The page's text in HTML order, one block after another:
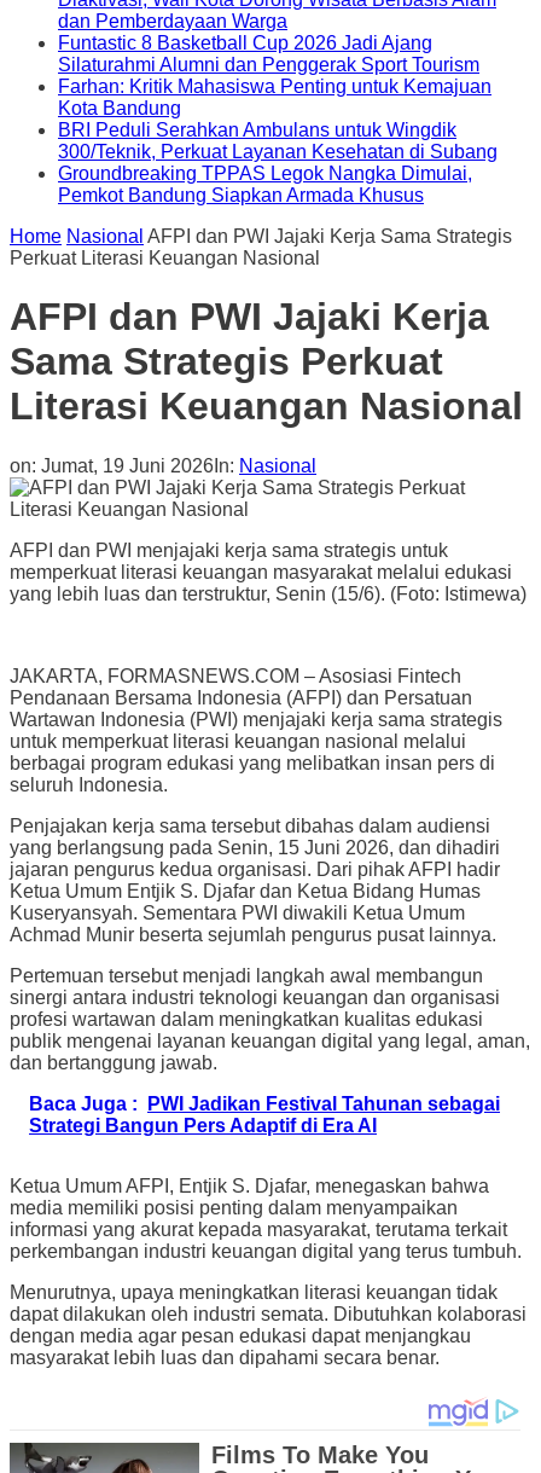
dan Pemberdayaan Warga
Funtastic 8 Basketball Cup 2026 Jadi Ajang
Silaturahmi Alumni dan Penggerak Sport Tourism
Farhan: Kritik Mahasiswa Penting untuk Kemajuan
Kota Bandung
BRI Peduli Serahkan Ambulans untuk Wingdik
300/Teknik, Perkuat Layanan Kesehatan di Subang
Groundbreaking TPPAS Legok Nangka Dimulai,
Pemkot Bandung Siapkan Armada Khusus
Home Nasional AFPI dan PWI Jajaki Kerja Sama Strategis
Perkuat Literasi Keuangan Nasional
AFPI dan PWI Jajaki Kerja
Sama Strategis Perkuat
Literasi Keuangan Nasional
on: Jumat, 19 Juni 2026 In: Nasional
AFPI dan PWI menjajaki kerja sama strategis untuk
memperkuat literasi keuangan masyarakat melalui edukasi
yang lebih luas dan terstruktur, Senin (15/6). (Foto: Istimewa)
JAKARTA, FORMASNEWS.COM – Asosiasi Fintech
Pendanaan Bersama Indonesia (AFPI) dan Persatuan
Wartawan Indonesia (PWI) menjajaki kerja sama strategis
untuk memperkuat literasi keuangan nasional melalui
berbagai program edukasi yang melibatkan insan pers di
seluruh Indonesia.
Penjajakan kerja sama tersebut dibahas dalam audiensi
yang berlangsung pada Senin, 15 Juni 2026, dan dihadiri
jajaran pengurus kedua organisasi. Dari pihak AFPI hadir
Ketua Umum Entjik S. Djafar dan Ketua Bidang Humas
Kuseryansyah. Sementara PWI diwakili Ketua Umum
Achmad Munir beserta sejumlah pengurus pusat lainnya.
Pertemuan tersebut menjadi langkah awal membangun
sinergi antara industri teknologi keuangan dan organisasi
profesi wartawan dalam meningkatkan kualitas edukasi
publik mengenai layanan keuangan digital yang legal, aman,
dan bertanggung jawab.
Baca Juga :
PWI Jadikan Festival Tahunan sebagai
Strategi Bangun Pers Adaptif di Era AI
Ketua Umum AFPI, Entjik S. Djafar, menegaskan bahwa
media memiliki posisi penting dalam menyampaikan
informasi yang akurat kepada masyarakat, terutama terkait
perkembangan industri keuangan digital yang terus tumbuh.
Menurutnya, upaya meningkatkan literasi keuangan tidak
dapat dilakukan oleh industri semata. Dibutuhkan kolaborasi
dengan media agar pesan edukasi dapat menjangkau
masyarakat lebih luas dan dipahami secara benar.